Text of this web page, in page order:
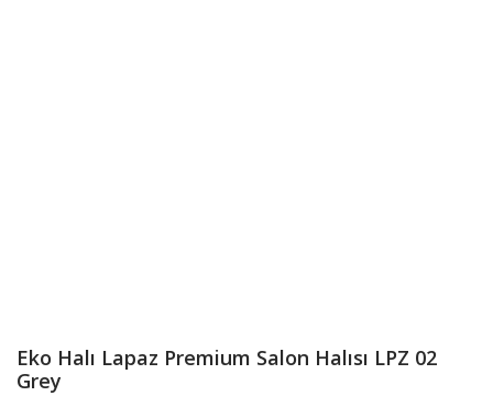
Eko Halı Lapaz Premium Salon Halısı LPZ 02
Grey